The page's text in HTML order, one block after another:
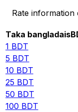
Rate
Taka bangladais
1 BDT
5 BDT
10 BDT
25 BDT
50 BDT
100 BDT